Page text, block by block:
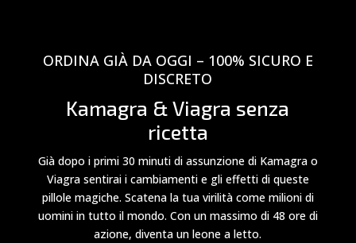
ORDINA GIÀ DA OGGI – 100% SICURO E
DISCRETO
Kamagra & Viagra senza
ricetta
Già dopo i primi 30 minuti di assunzione di Kamagra o
Viagra sentirai i cambiamenti e gli effetti di queste
pillole magiche. Scatena la tua virilità come milioni di
uomini in tutto il mondo. Con un massimo di 48 ore di
azione, diventa un leone a letto.